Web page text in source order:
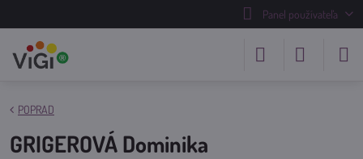
Panel používateľa
POPRAD
GRIGEROVÁ Dominika